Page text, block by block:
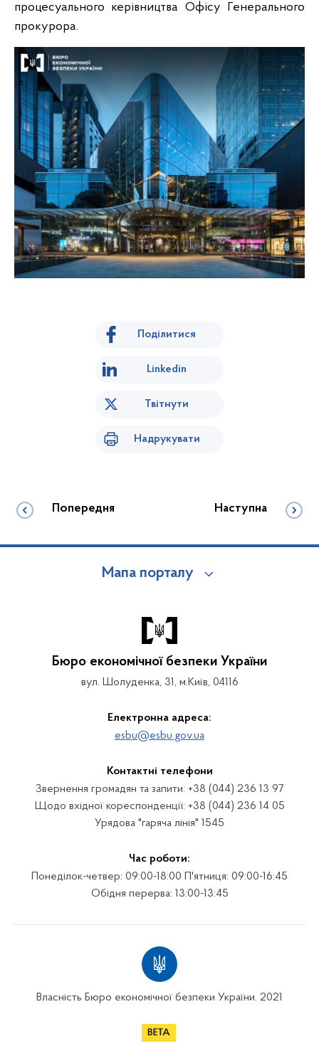
процесуального керівництва Офісу Генерального
прокурора.
Поділитися
Linkedin
Твітнути
Надрукувати
Попередня Наступна
Мапа порталу
Бюро економічної безпеки України
вул. Шолуденка, 31, м.Київ, 04116
Електронна адреса:
esbu@esbu.gov.ua
Контактні телефони
Звернення громадян та запити: +38 (044) 236 13 97
Щодо вхідної кореспонденції: +38 (044) 236 14 05
Урядова "гаряча лінія" 1545
Час роботи:
Понеділок-четвер: 09:00-18:00 П'ятниця: 09:00-16:45
Обідня перерва: 13:00-13:45
Власність Бюро економічної безпеки України. 2021